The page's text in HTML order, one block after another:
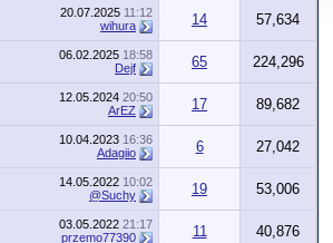
20.07.2025 11:12
wihura
14 57,634
06.02.2025 18:58
Dejf
65 224,296
12.05.2024 20:50
ArEZ
17 89,682
10.04.2023 16:36
Adagiio
6 27,042
14.05.2022 10:02
@Suchy
19 53,006
03.05.2022 21:17
przemo77390
11 40,876